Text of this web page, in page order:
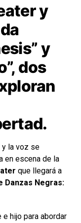
y
y
dos
y la voz se
en escena de la
que llegará a
Danzas Negras:
hijo para abordar